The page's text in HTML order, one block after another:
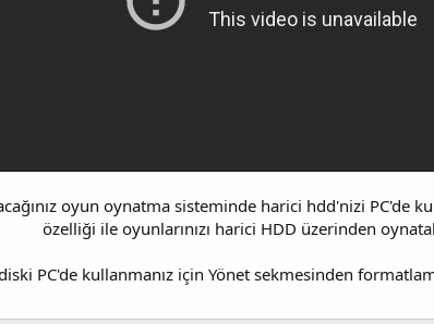
oyun oynatma sisteminde harici hdd'nizi PC'de
özelliği ile oyunlarınızı harici HDD üzerinden
PC'de kullanmanız için Yönet sekmesinden